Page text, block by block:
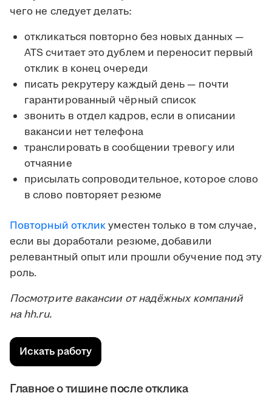
чего не следует делать:
откликаться повторно без новых данных —
ATS считает это дублем и переносит первый
отклик в конец очереди
писать рекрутеру каждый день — почти
гарантированный чёрный список
звонить в отдел кадров, если в описании
вакансии нет телефона
транслировать в сообщении тревогу или
отчаяние
присылать сопроводительное, которое слово
в слово повторяет резюме
Повторный откликуместен только в том случае,
если вы доработали резюме, добавили
релевантный опыт или прошли обучение под эту
роль.
Посмотрите вакансии от надёжных компаний
на hh.ru.
Искать работу
Главное о тишине после отклика